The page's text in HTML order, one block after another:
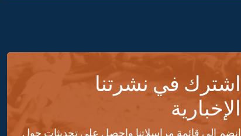
اشترك في نشرتنا
الإخبارية
انضم إلى قائمة مراسلاتنا واحصل على تحديثات حول